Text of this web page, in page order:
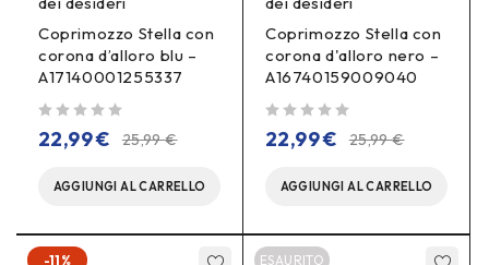
Coprimozzo Stella con
corona d’alloro blu –
A17140001255337
25,99€
22,99€
AGGIUNGI AL CARRELLO
Coprimozzo Stella con
corona d'alloro nero –
A16740159009040
25,99€
22,99€
AGGIUNGI AL CARRELLO
-11% ESAURITO